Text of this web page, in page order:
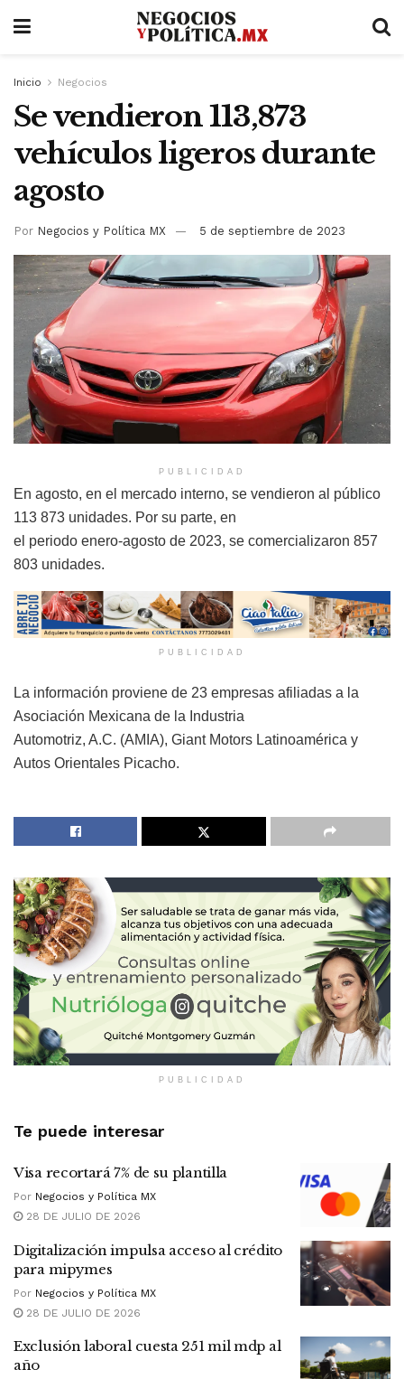
Inicio Negocios
Se vendieron 113,873
vehículos ligeros durante
agosto
Por Negocios y Política MX 5 de septiembre de 2023
PUBLICIDAD
En agosto, en el mercado interno, se vendieron al público
113 873 unidades. Por su parte, en
el periodo enero-agosto de 2023, se comercializaron 857
803 unidades.
PUBLICIDAD
La información proviene de 23 empresas afiliadas a la
Asociación Mexicana de la Industria
Automotriz, A.C. (AMIA), Giant Motors Latinoamérica y
Autos Orientales Picacho.
PUBLICIDAD
Te puede interesar
Visa recortará 7% de su plantilla
Por Negocios y Política MX
28 DE JULIO DE 2026
Digitalización impulsa acceso al crédito
para mipymes
Por Negocios y Política MX
28 DE JULIO DE 2026
Exclusión laboral cuesta 251 mil mdp al
año